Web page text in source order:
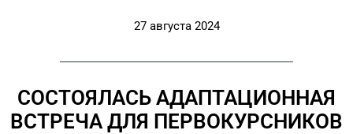
27 августа 2024
СОСТОЯЛАСЬ АДАПТАЦИОННАЯ
ВСТРЕЧА ДЛЯ ПЕРВОКУРСНИКОВ